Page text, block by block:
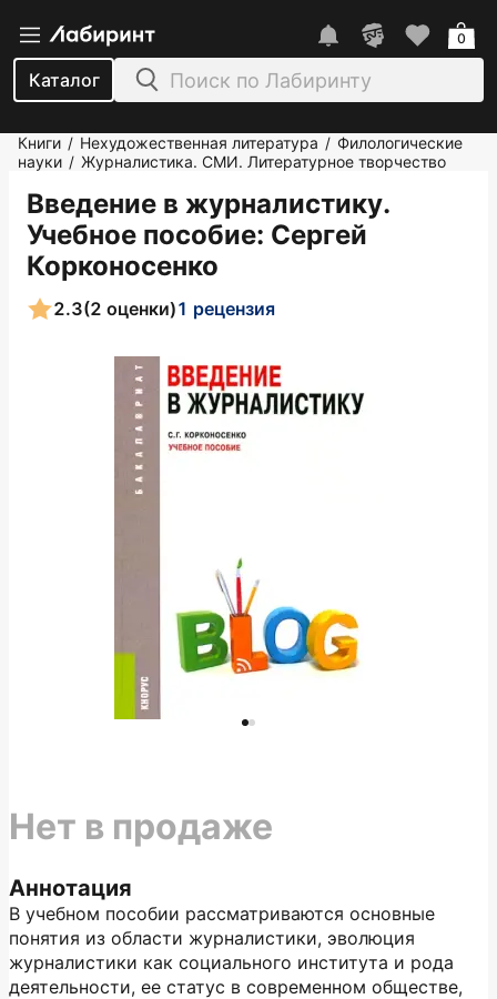
Каталог
0
Книги / Нехудожественная литература / Филологические
науки / Журналистика. СМИ. Литературное творчество
Введение в журналистику.
Учебное пособие: Сергей
Корконосенко
2.3(2 оценки)1 рецензия
Аннотация
В учебном пособии рассматриваются основные
понятия из области журналистики, эволюция
журналистики как социального института и рода
деятельности, ее статус в современном обществе,
Нет в продаже